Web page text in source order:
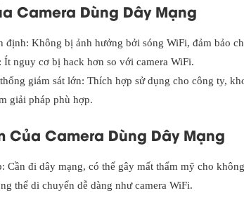
Camera Dùng Dây Mạng
định: Không bị ảnh hưởng bởi sóng WiFi, đảm bảo
Ít nguy cơ bị hack hơn so với camera WiFi.
giám sát lớn: Thích hợp sử dụng cho công ty,
giải pháp phù hợp.
Của Camera Dùng Dây Mạng
Cần đi dây mạng, có thể gây mất thẩm mỹ cho
thể di chuyển dễ dàng như camera WiFi.